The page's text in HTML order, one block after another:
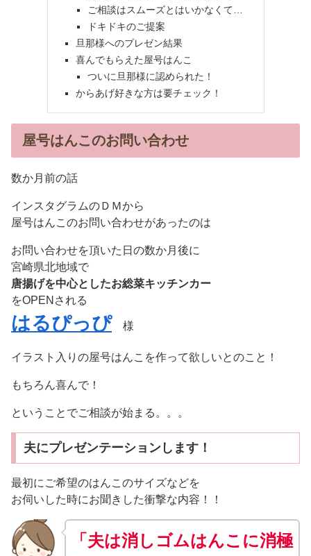
ご相談はスムーズとはいかなくて…
ドキドキのご提案
旦那様へのプレゼン結果
喜んでもらえた屋号はんこ
ついに旦那様に認められた！
からあげ好きな方は要チェック！
屋号はんこのお問い合わせ
数か月前の話
インスタグラムのＤＭから
屋号はんこのお問い合わせがあったのは
お問い合わせを頂いた日の数か月後に
宮崎県北地域で
唐揚げを中心としたお総菜キッチンカー
をOPENされる
はるぴっぴ 様
イラスト入りの屋号はんこを作って欲しいとのこと！
もちろん喜んで！
ということでご相談が始まる。。。
夫にプレゼンテーションします！
最初にご希望のはんこのサイズなどを
お伺いした時にお聞きした衝撃な内容！！
「夫は消しゴムはんこに消極